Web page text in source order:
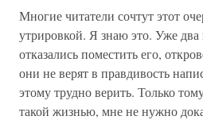
Многие читатели сочтут этот
утрировкой. Я знаю это. Уже
отказались поместить его,
они не верят в правдивость
этому трудно верить. Только
такой жизнью, мне не нужно